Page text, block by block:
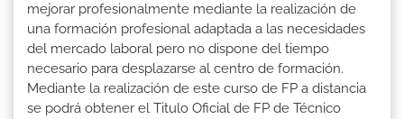
mejorar profesionalmente mediante la realización de
una formación profesional adaptada a las necesidades
del mercado laboral pero no dispone del tiempo
necesario para desplazarse al centro de formación.
Mediante la realización de este curso de FP a distancia
se podrá obtener el Titulo Oficial de FP de Técnico